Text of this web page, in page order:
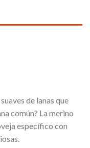
de lanas que
común? La merino
específico con